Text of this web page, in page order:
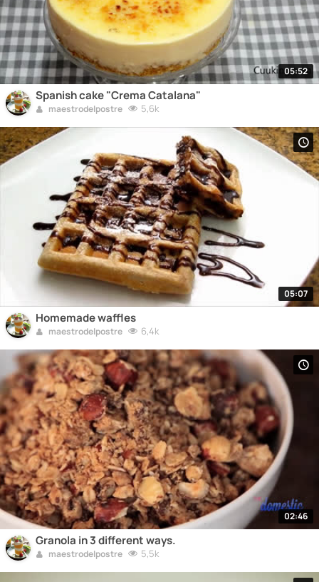
05:52
Spanish cake "Crema Catalana"
maestrodelpostre 5,6k
05:07
Homemade waffles
maestrodelpostre 6,4k
02:46
Granola in 3 different ways.
maestrodelpostre 5,5k